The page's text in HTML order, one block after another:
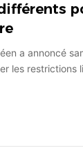
a annoncé
les restrictions